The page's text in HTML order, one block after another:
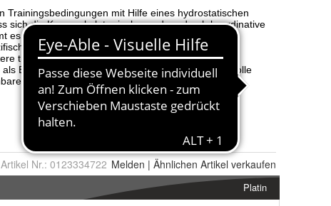
Artikel Nr.: 0123334722 Melden | Ähnlichen Artikel verkaufen
Platin